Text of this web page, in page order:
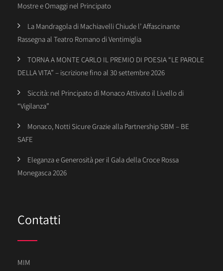
Mostre e Omaggi nel Principato
La Mandragola di Machiavelli Chiude l’ Affascinante
Rassegna al Teatro Romano di Ventimiglia
TORNA A MONTE CARLO IL PREMIO DI POESIA “LE PAROLE
DELLA VITA” – iscrizione fino al 30 settembre 2026
Siccità: nel Principato di Monaco Attivato il Livello di
“Vigilanza”
Monaco, Notti Sicure Grazie alla Partnership SBM – BE
SAFE
Eleganza e Generosità per il Gala della Croce Rossa
Monegasca 2026
Contatti
MIM